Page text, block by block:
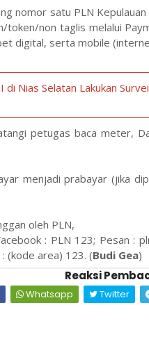
nomor satu PLN
token/non taglis melalui
digital, serta mobile
di Nias Selatan Lakukan
petugas baca meter,
menjadi prabayar (jika
oleh PLN,
: PLN 123; Pesan :
(kode area) 123. (Budi Gea)
Reaksi
Whatsapp Twitter